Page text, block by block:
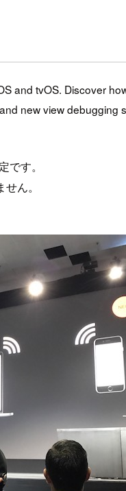
and tvOS. Discover
new view
す。
ん。